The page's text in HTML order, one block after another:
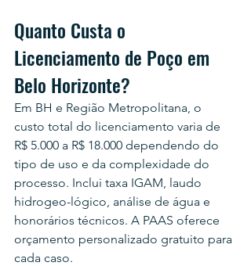
Quanto Custa o
Licenciamento de Poço em
Belo Horizonte?
Em BH e Região Metropolitana, o
custo total do licenciamento varia de
R$ 5.000 a R$ 18.000 dependendo do
tipo de uso e da complexidade do
processo. Inclui taxa IGAM, laudo
hidrogeo-lógico, análise de água e
honorários técnicos. A PAAS oferece
orçamento personalizado gratuito para
cada caso.